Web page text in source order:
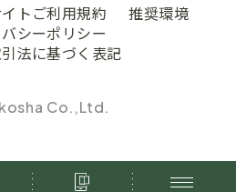
トご利用規約
推奨環境
シーポリシー
法に基づく表記
Co.,Ltd.